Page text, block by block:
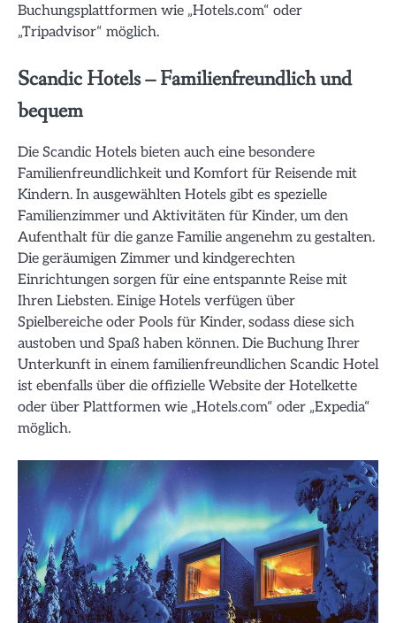
Buchungsplattformen wie „Hotels.com“ oder
„Tripadvisor“ möglich.
Scandic Hotels – Familienfreundlich und
bequem
Die Scandic Hotels bieten auch eine besondere
Familienfreundlichkeit und Komfort für Reisende mit
Kindern. In ausgewählten Hotels gibt es spezielle
Familienzimmer und Aktivitäten für Kinder, um den
Aufenthalt für die ganze Familie angenehm zu gestalten.
Die geräumigen Zimmer und kindgerechten
Einrichtungen sorgen für eine entspannte Reise mit
Ihren Liebsten. Einige Hotels verfügen über
Spielbereiche oder Pools für Kinder, sodass diese sich
austoben und Spaß haben können. Die Buchung Ihrer
Unterkunft in einem familienfreundlichen Scandic Hotel
ist ebenfalls über die offizielle Website der Hotelkette
oder über Plattformen wie „Hotels.com“ oder „Expedia“
möglich.